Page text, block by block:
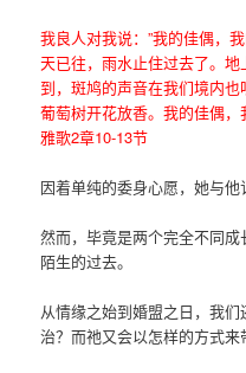
我良人对我说：”我的佳偶，
天已往，雨水止住过去了。
到，斑鸠的声音在我们境内也
葡萄树开花放香。我的佳偶
雅歌2章10-13节
因着单纯的委身心愿，她与他
然而，毕竟是两个完全不同
陌生的过去。
从情缘之始到婚盟之日，我
治？而祂又会以怎样的方式来